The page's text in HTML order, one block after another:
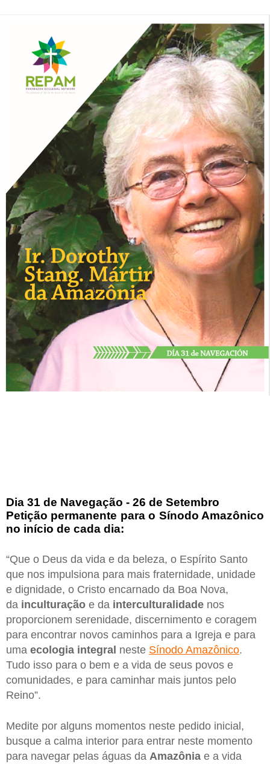
Dia 31 de Navegação - 26 de Setembro
Petição permanente para o Sínodo Amazônico
no início de cada dia:
“Que o Deus da vida e da beleza, o Espírito Santo
que nos impulsiona para mais fraternidade, unidade
e dignidade, o Cristo encarnado da Boa Nova,
da inculturação e da interculturalidade nos
proporcionem serenidade, discernimento e coragem
para encontrar novos caminhos para a Igreja e para
uma ecologia integral neste Sínodo Amazônico.
Tudo isso para o bem e a vida de seus povos e
comunidades, e para caminhar mais juntos pelo
Reino”.
Medite por alguns momentos neste pedido inicial,
busque a calma interior para entrar neste momento
para navegar pelas águas da Amazônia e a vida